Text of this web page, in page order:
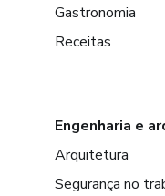
Gastronomia
Receitas
Engenharia e
Arquitetura
Segurança no